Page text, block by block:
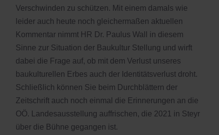
Verschwinden zu schützen. Mit einem damals wie
leider auch heute noch gleichermaßen aktuellen
Kommentar nimmt HR Dr. Paulus Wall in diesem
Sinne zur Situation der Baukultur Stellung und wirft
dabei die Frage auf, ob mit dem Verlust unseres
baukulturellen Erbes auch der Identitätsverlust droht.
Schließlich können Sie beim Durchblättern der
Zeitschrift auch noch einmal die Erinnerungen an die
OÖ. Landesausstellung auffrischen, die 2021 in Steyr
über die Bühne gegangen ist.